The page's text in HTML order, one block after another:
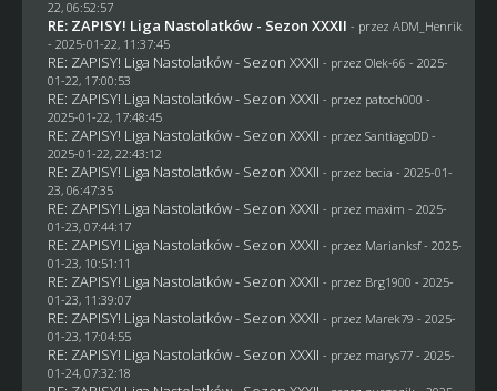
22, 06:52:57
RE: ZAPISY! Liga Nastolatków - Sezon XXXII - przez ADM_Henrik
- 2025-01-22, 11:37:45
RE: ZAPISY! Liga Nastolatków - Sezon XXXII - przez Olek-66 - 2025-
01-22, 17:00:53
RE: ZAPISY! Liga Nastolatków - Sezon XXXII - przez patoch000 -
2025-01-22, 17:48:45
RE: ZAPISY! Liga Nastolatków - Sezon XXXII - przez SantiagoDD-
2025-01-22, 22:43:12
RE: ZAPISY! Liga Nastolatków - Sezon XXXII - przez becia - 2025-01-
23, 06:47:35
RE: ZAPISY! Liga Nastolatków - Sezon XXXII - przez maxim - 2025-
01-23, 07:44:17
RE: ZAPISY! Liga Nastolatków - Sezon XXXII - przez Marianksf- 2025-
01-23, 10:51:11
RE: ZAPISY! Liga Nastolatków - Sezon XXXII - przez Brg1900 - 2025-
01-23, 11:39:07
RE: ZAPISY! Liga Nastolatków - Sezon XXXII - przez Marek79 - 2025-
01-23, 17:04:55
RE: ZAPISY! Liga Nastolatków - Sezon XXXII - przez marys77- 2025-
01-24, 07:32:18